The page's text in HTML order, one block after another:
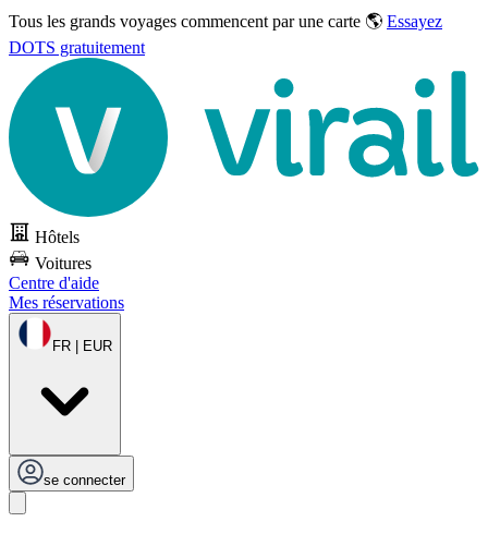
Tous les grands voyages commencent par une carte 🌎 Essayez
DOTS gratuitement
Hôtels
Voitures
Centre d'aide
Mes réservations
FR | EUR
se connecter